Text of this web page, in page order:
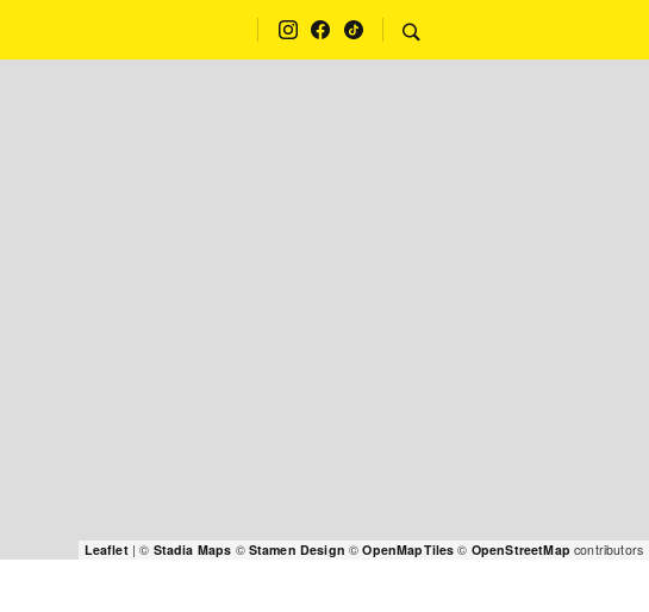
Leaflet| © Stadia Maps © Stamen Design ©OpenMapTiles © OpenStreetMap contributors